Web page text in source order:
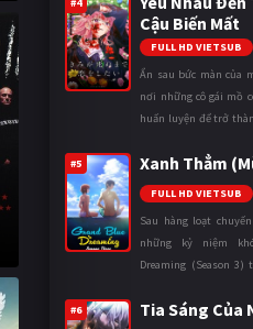
#4
Cậu Biến Mất
FULL HD VIETSUB
Ẩn sau bức màn của
nơi những cô gái mồ
huấn luyện để trở
được xem là điều hiển
#5 Xanh Thẳm
FULL HD VIETSUB
Sau hàng loạt
những kỷ niệm
Dreaming (Season 3)
trong những ngày
#6 Tia Sáng Của